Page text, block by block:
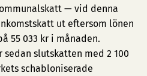
— vid denna
ut eftersom lönen
55 033 kr i månaden.
sedan slutskatten med 2 100
schabloniserade